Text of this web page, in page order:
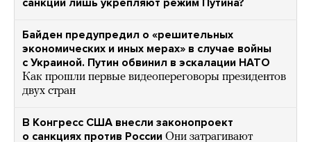
санкции лишь укрепляют режим Путина?
Байден предупредил о «решительных
экономических и иных мерах» в случае войны
с Украиной. Путин обвинил в эскалации НАТО
Как прошли первые видеопереговоры президентов
двух стран
В Конгресс США внесли законопроект
о санкциях против России Они затрагивают